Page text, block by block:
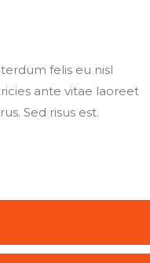
felis eu nisl
ante vitae laoreet
Sed risus est.